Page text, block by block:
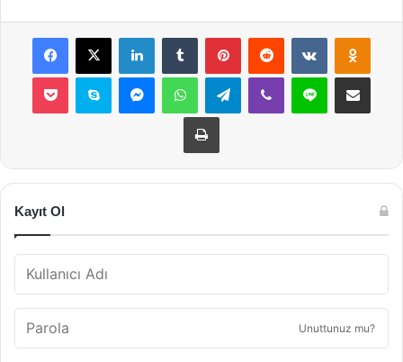
Facebook
X LinkedInTumblr PinterestReddit VKontakte
Pocket Skype MessengerWhatsAppTelegramViber Line E-Posta ile
Yazdır
Kayıt Ol
Unuttunuz mu?